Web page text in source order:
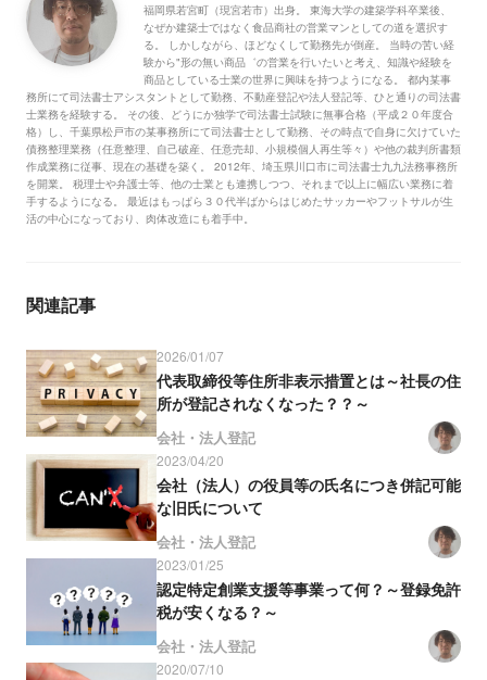
福岡県若宮町（現宮若市）出身。 東海大学の建築学科卒業後、
なぜか建築士ではなく食品商社の営業マンとしての道を選択す
る。 しかしながら、ほどなくして勤務先が倒産。 当時の苦い経
験から"形の無い商品゛の営業を行いたいと考え、知識や経験を
商品としている士業の世界に興味を持つようになる。 都内某事
務所にて司法書士アシスタントとして勤務、不動産登記や法人登記等、ひと通りの司法書
士業務を経験する。 その後、どうにか独学で司法書士試験に無事合格（平成２０年度合
格）し、千葉県松戸市の某事務所にて司法書士として勤務、その時点で自身に欠けていた
債務整理業務（任意整理、自己破産、任意売却、小規模個人再生等々）や他の裁判所書類
作成業務に従事、現在の基礎を築く。 2012年、埼玉県川口市に司法書士九九法務事務所
を開業。 税理士や弁護士等、他の士業とも連携しつつ、それまで以上に幅広い業務に着
手するようになる。 最近はもっぱら３０代半ばからはじめたサッカーやフットサルが生
活の中心になっており、肉体改造にも着手中。
関連記事
2026/01/07
代表取締役等住所非表示措置とは～社長の住
所が登記されなくなった？？～
会社・法人登記
2023/04/20
会社（法人）の役員等の氏名につき併記可能
な旧氏について
会社・法人登記
2023/01/25
認定特定創業支援等事業って何？～登録免許
税が安くなる？～
会社・法人登記
2020/07/10